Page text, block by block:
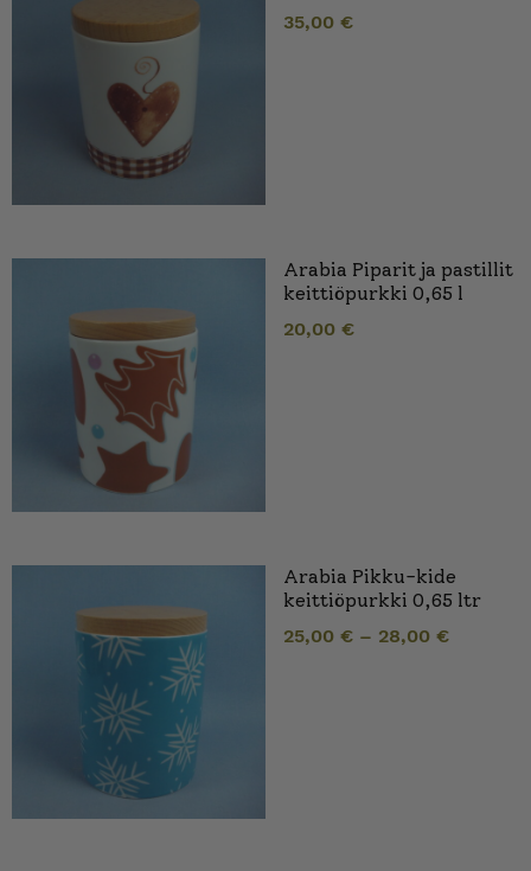
35,00 €
Arabia Piparit ja pastillit
keittiöpurkki 0,65 l
20,00 €
Arabia Pikku-kide
keittiöpurkki 0,65 ltr
25,00 € – 28,00 €